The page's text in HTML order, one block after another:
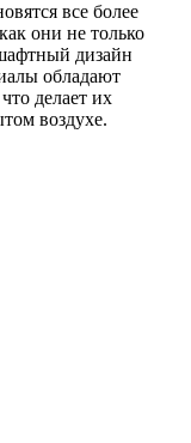
все более
они не только
дизайн
обладают
делает их
воздухе.